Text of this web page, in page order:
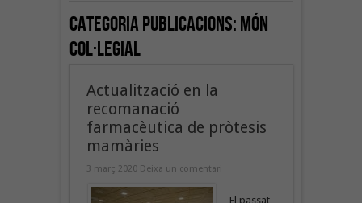
Categoria Publicacions:Món
col·legial
Actualització en la
recomanació
farmacèutica de pròtesis
mamàries
3 març 2020 Deixa un comentari
El passat